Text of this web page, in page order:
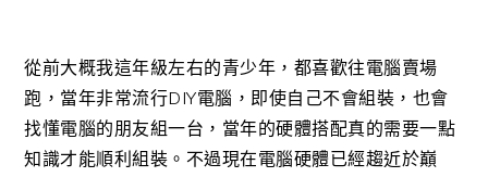
從前大概我這年級左右的青少年，都喜歡往電腦賣場
跑，當年非常流行DIY電腦，即使自己不會組裝，也會
找懂電腦的朋友組一台，當年的硬體搭配真的需要一點
知識才能順利組裝。不過現在電腦硬體已經趨近於巔